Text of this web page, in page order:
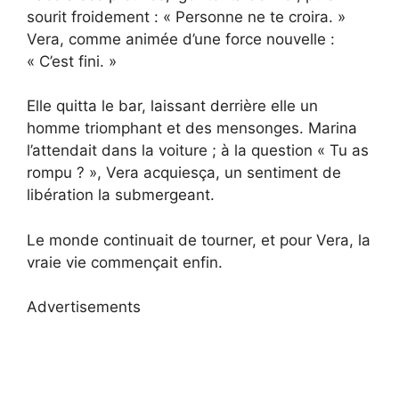
sourit froidement : « Personne ne te croira. »
Vera, comme animée d’une force nouvelle :
« C’est fini. »
Elle quitta le bar, laissant derrière elle un
homme triomphant et des mensonges. Marina
l’attendait dans la voiture ; à la question « Tu as
rompu ? », Vera acquiesça, un sentiment de
libération la submergeant.
Le monde continuait de tourner, et pour Vera, la
vraie vie commençait enfin.
Advertisements